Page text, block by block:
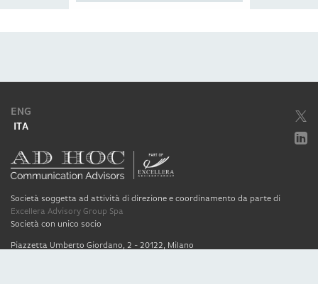
ENG
ITA
Società soggetta ad attività di direzione e coordinamento da parte di
Excellera Advisory Group Spa
Società con unico socio
Piazzetta Umberto Giordano, 2 - 20122, Milano